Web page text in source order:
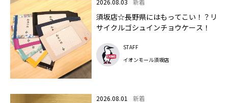
須坂店☆長野県にはもってこい！？リ
サイクルゴシュインチョウケース！
STAFF
イオンモール須坂店
2026.08.01 新着